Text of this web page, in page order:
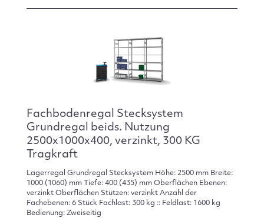
Fachbodenregal Stecksystem
Grundregal beids. Nutzung
2500x1000x400, verzinkt, 300 KG
Tragkraft
Lagerregal Grundregal Stecksystem Höhe: 2500 mm Breite:
1000 (1060) mm Tiefe: 400 (435) mm Oberflächen Ebenen:
verzinkt Oberflächen Stützen: verzinkt Anzahl der
Fachebenen: 6 Stück Fachlast: 300 kg :: Feldlast: 1600 kg
Bedienung: Zweiseitig